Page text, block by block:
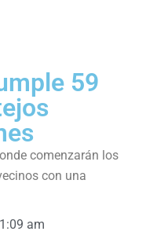
59
comenzarán los
con una
am